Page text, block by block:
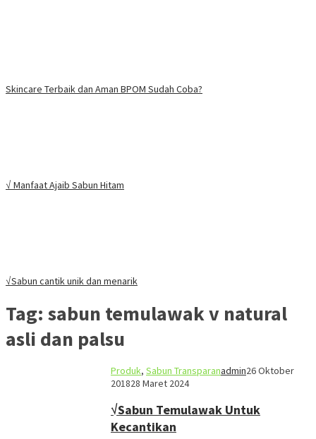
Skincare Terbaik dan Aman BPOM Sudah Coba?
√ Manfaat Ajaib Sabun Hitam
√Sabun cantik unik dan menarik
Tag: sabun temulawak v natural
asli dan palsu
Produk, Sabun Transparanadmin26 Oktober
201828 Maret 2024
√Sabun Temulawak Untuk
Kecantikan